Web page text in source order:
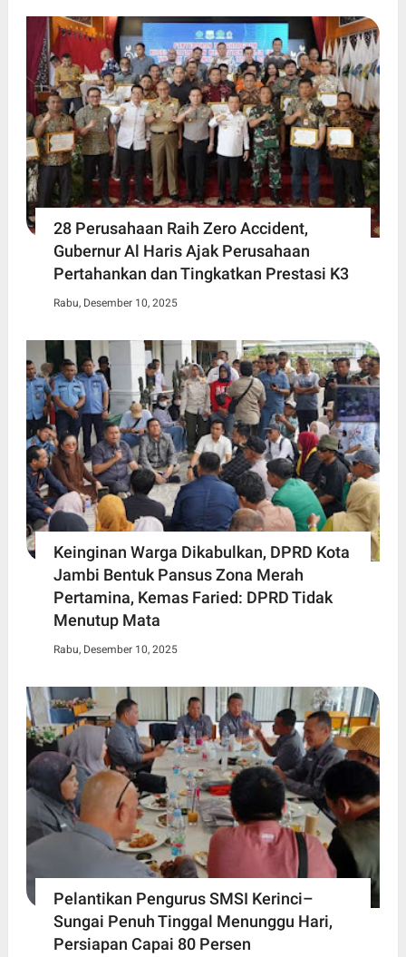
28 Perusahaan Raih Zero Accident,
Gubernur Al Haris Ajak Perusahaan
Pertahankan dan Tingkatkan Prestasi K3
Rabu, Desember 10, 2025
Keinginan Warga Dikabulkan, DPRD Kota
Jambi Bentuk Pansus Zona Merah
Pertamina, Kemas Faried: DPRD Tidak
Menutup Mata
Rabu, Desember 10, 2025
Pelantikan Pengurus SMSI Kerinci–
Sungai Penuh Tinggal Menunggu Hari,
Persiapan Capai 80 Persen